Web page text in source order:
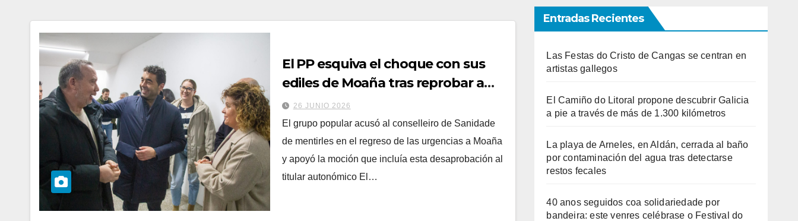
El PP esquiva el choque con sus
ediles de Moaña tras reprobar a
Caamaño y no les abrirá
expediente
26 JUNIO 2026
El grupo popular acusó al conselleiro de Sanidade
de mentirles en el regreso de las urgencias a Moaña
y apoyó la moción que incluía esta desaprobación al
titular autonómico El…
Entradas Recientes
Las Festas do Cristo de Cangas se centran en
artistas gallegos
El Camiño do Litoral propone descubrir Galicia
a pie a través de más de 1.300 kilómetros
La playa de Arneles, en Aldán, cerrada al baño
por contaminación del agua tras detectarse
restos fecales
40 anos seguidos coa solidariedade por
bandeira: este venres celébrase o Festival do